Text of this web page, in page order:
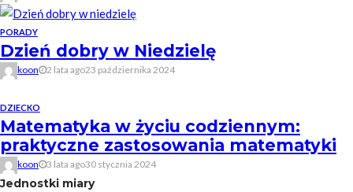
PORADY
Dzień dobry w Niedzielę
koon 2 lata ago23 października 2024
DZIECKO
Matematyka w życiu codziennym:
praktyczne zastosowania matematyki
koon 3 lata ago30 stycznia 2024
Jednostki miary